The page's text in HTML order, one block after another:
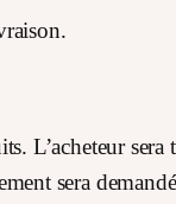
L’acheteur
sera